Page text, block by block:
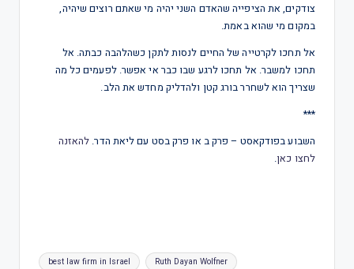
צודקים, את הציפייה שהאדם השני יהיה מי שאתם רוצים שיהיה,
במקום מי שהוא באמת.
אל תחכו לקרטייה של החיים לנסות לתקן כשהלהבה כבתה. אל
תחכו למשבר. אל תחכו לרגע שבו כבר אי אפשר. לפעמים כל מה
שצריך הוא לשחרר בורג קטן ולהדליק מחדש את הלב.
***
השבוע בפודקאסט – פרק ב או פרק בסט עם ליאת הדר. להאזנה
לחצו כאן.
best law firm in Israel Ruth Dayan Wolfner